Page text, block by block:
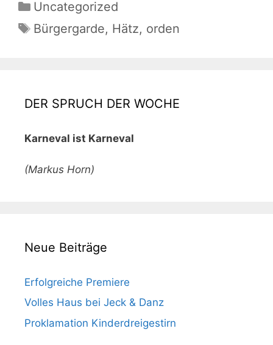
Kategorien
Uncategorized
Schlagwörter
Bürgergarde, Hätz, orden
DER SPRUCH DER WOCHE
Karneval ist Karneval
(Markus Horn)
Neue Beiträge
Erfolgreiche Premiere
Volles Haus bei Jeck & Danz
Proklamation Kinderdreigestirn